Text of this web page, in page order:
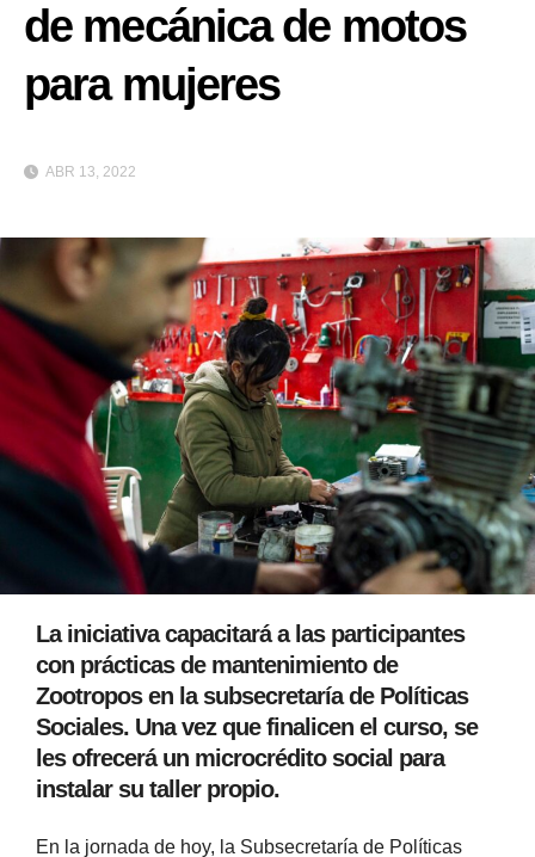
de mecánica de motos
para mujeres
ABR 13, 2022
La iniciativa capacitará a las participantes
con prácticas de mantenimiento de
Zootropos en la subsecretaría de Políticas
Sociales. Una vez que finalicen el curso, se
les ofrecerá un microcrédito social para
instalar su taller propio.
En la jornada de hoy, la Subsecretaría de Políticas